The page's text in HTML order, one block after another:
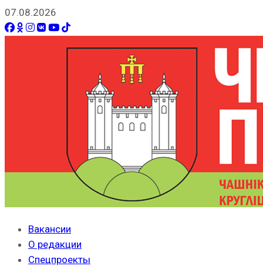
07.08.2026
Вакансии
О редакции
Спецпроекты